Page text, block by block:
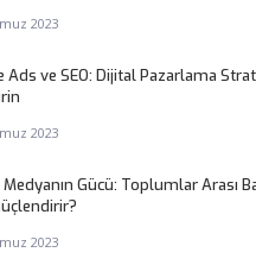
2023
Ads ve SEO: Dijital Pazarlama
2023
Gücü: Toplumlar Arası
2023